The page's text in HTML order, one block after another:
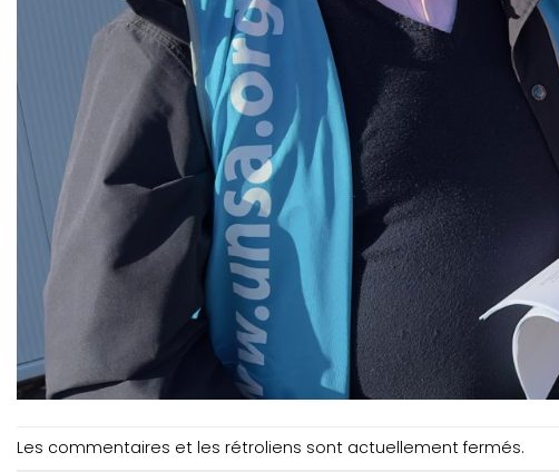
Les commentaires et les rétroliens sont actuellement fermés.